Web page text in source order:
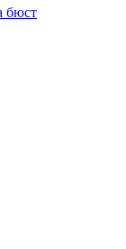
бюст